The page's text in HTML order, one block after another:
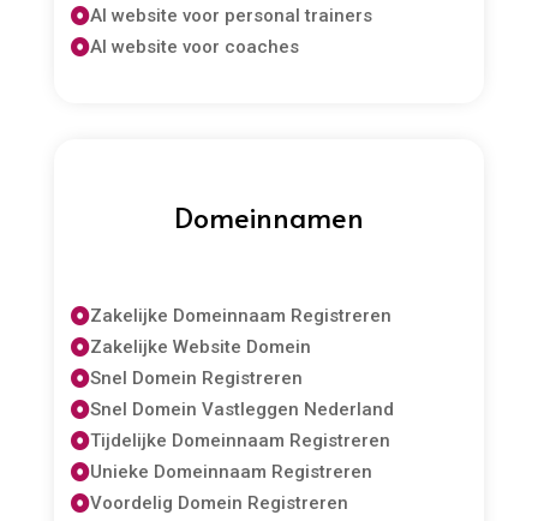
AI website voor personal trainers
AI website voor coaches
Domeinnamen
Zakelijke Domeinnaam Registreren
Zakelijke Website Domein
Snel Domein Registreren
Snel Domein Vastleggen Nederland
Tijdelijke Domeinnaam Registreren
Unieke Domeinnaam Registreren
Voordelig Domein Registreren